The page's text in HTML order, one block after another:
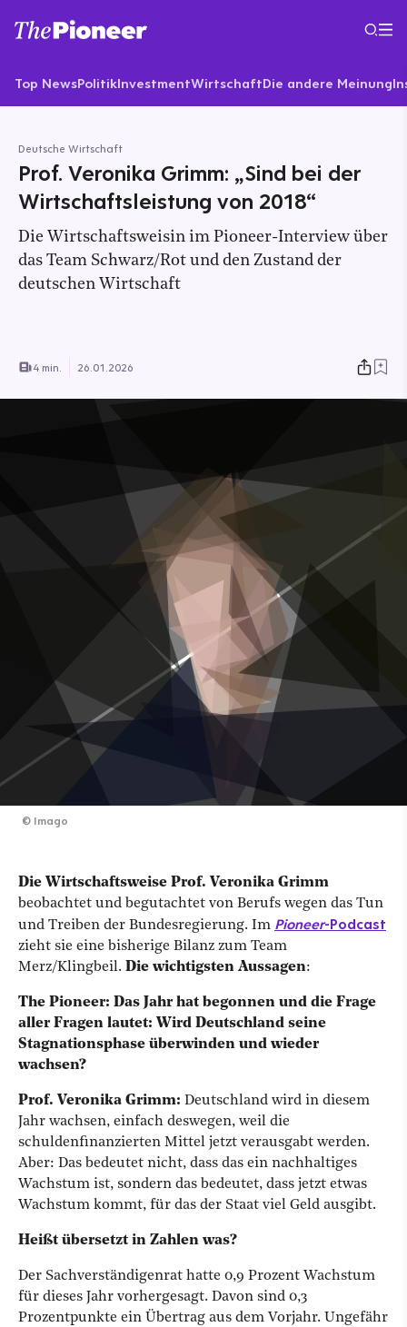
Top NewsPolitikInvestmentWirtschaftDie andere Meinung
Deutsche Wirtschaft
Prof. Veronika Grimm: „Sind bei der
Wirtschaftsleistung von 2018“
Die Wirtschaftsweisin im Pioneer-Interview über
das Team Schwarz/Rot und den Zustand der
deutschen Wirtschaft
4 min. 26.01.2026
© Imago
Die Wirtschaftsweise Prof. Veronika Grimm
beobachtet und begutachtet von Berufs wegen das Tun
und Treiben der Bundesregierung. Im Pioneer-Podcast
zieht sie eine bisherige Bilanz zum Team
Merz/Klingbeil. Die wichtigsten Aussagen:
The Pioneer: Das Jahr hat begonnen und die Frage
aller Fragen lautet: Wird Deutschland seine
Stagnationsphase überwinden und wieder
wachsen?
Prof. Veronika Grimm: Deutschland wird in diesem
Jahr wachsen, einfach deswegen, weil die
schuldenfinanzierten Mittel jetzt verausgabt werden.
Aber: Das bedeutet nicht, dass das ein nachhaltiges
Wachstum ist, sondern das bedeutet, dass jetzt etwas
Wachstum kommt, für das der Staat viel Geld ausgibt.
Heißt übersetzt in Zahlen was?
Der Sachverständigenrat hatte 0,9 Prozent Wachstum
für dieses Jahr vorhergesagt. Davon sind 0,3
Prozentpunkte ein Übertrag aus dem Vorjahr. Ungefähr